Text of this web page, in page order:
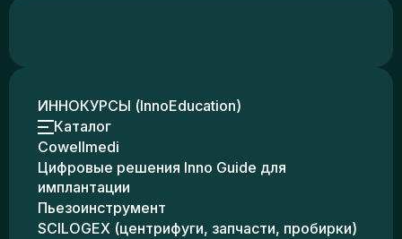
ИННОКУРСЫ (InnoEducation)
Каталог
Cowellmedi
Цифровые решения Inno Guide для
имплантации
Пьезоинструмент
SCILOGEX (центрифуги, запчасти, пробирки)